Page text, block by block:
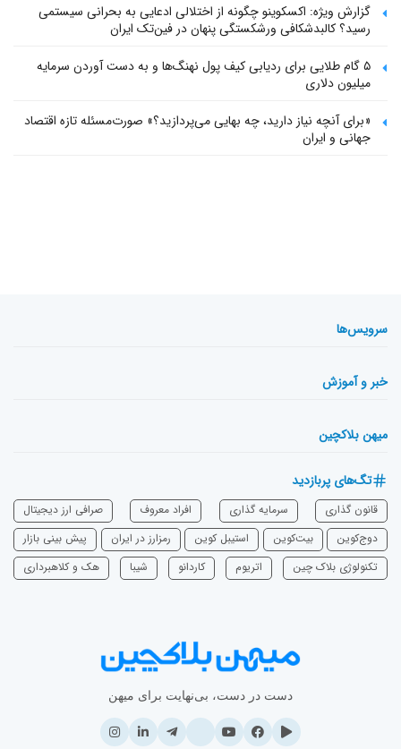
گزارش ویژه: اکسکوینو چگونه از اختلالی ادعایی به بحرانی سیستمی
رسید؟ کالبدشکافی ورشکستگی پنهان در فین‌تک ایران
۵ گام طلایی برای ردیابی کیف پول‌ نهنگ‌ها و به دست آوردن سرمایه
میلیون دلاری
«برای آنچه نیاز دارید، چه بهایی می‌پردازید؟» صورت‌مسئله تازه اقتصاد
جهانی و ایران
سرویس‌ها
خبر و آموزش
میهن بلاکچین
تگ‌های پربازدید
قانون گذاری سرمایه‌ گذاری افراد معروف
صرافی ارز دیجیتال
دوج‌کوین
بیت‌کوین استیبل کوین رمزارز در ایران
پیش بینی بازار
تکنولوژی بلاک چین
اتریوم ‌کاردانو شیبا هک و کلاهبرداری
دست در دست، بی‌نهایت برای میهن